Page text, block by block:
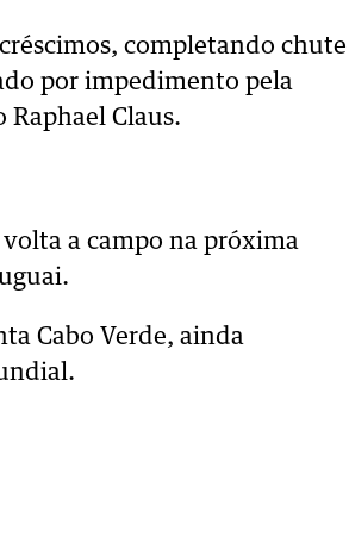
completando chute
por impedimento pela
Claus.
a campo na próxima
Cabo Verde, ainda